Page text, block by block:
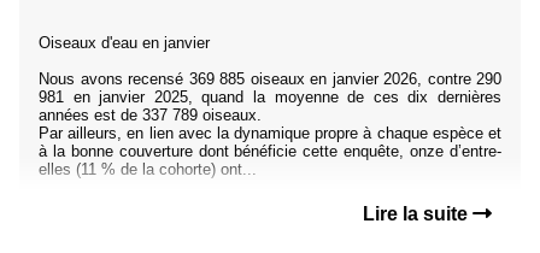
Oiseaux d'eau en janvier
Nous avons recensé 369 885 oiseaux en janvier 2026, contre 290
981 en janvier 2025, quand la moyenne de ces dix dernières
années est de 337 789 oiseaux.
Par ailleurs, en lien avec la dynamique propre à chaque espèce et
à la bonne couverture dont bénéficie cette enquête, onze d’entre-
elles (11 % de la cohorte) ont...
Lire la suite